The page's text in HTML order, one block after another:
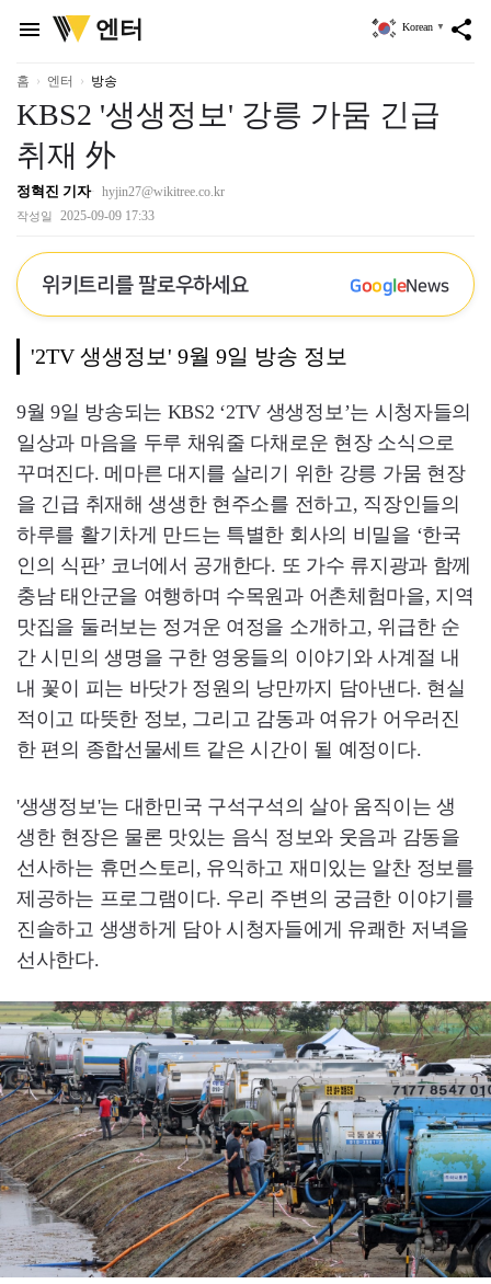
menu
위
키
리
엔터 share
Korean ▼
홈 엔터 방송
KBS2 '생생정보' 강릉 가뭄 긴급
취재 外
정혁진 기자 hyjin27@wikitree.co.kr
작성일 2025-09-09 17:33
위키트리를 팔로우하세요 GoogleNews
'2TV 생생정보' 9월 9일 방송 정보
9월 9일 방송되는 KBS2 ‘2TV 생생정보’는 시청자들의
일상과 마음을 두루 채워줄 다채로운 현장 소식으로
꾸며진다. 메마른 대지를 살리기 위한 강릉 가뭄 현장
을 긴급 취재해 생생한 현주소를 전하고, 직장인들의
하루를 활기차게 만드는 특별한 회사의 비밀을 ‘한국
인의 식판’ 코너에서 공개한다. 또 가수 류지광과 함께
충남 태안군을 여행하며 수목원과 어촌체험마을, 지역
맛집을 둘러보는 정겨운 여정을 소개하고, 위급한 순
간 시민의 생명을 구한 영웅들의 이야기와 사계절 내
내 꽃이 피는 바닷가 정원의 낭만까지 담아낸다. 현실
적이고 따뜻한 정보, 그리고 감동과 여유가 어우러진
한 편의 종합선물세트 같은 시간이 될 예정이다.
'생생정보'는 대한민국 구석구석의 살아 움직이는 생
생한 현장은 물론 맛있는 음식 정보와 웃음과 감동을
선사하는 휴먼스토리, 유익하고 재미있는 알찬 정보를
제공하는 프로그램이다. 우리 주변의 궁금한 이야기를
진솔하고 생생하게 담아 시청자들에게 유쾌한 저녁을
선사한다.